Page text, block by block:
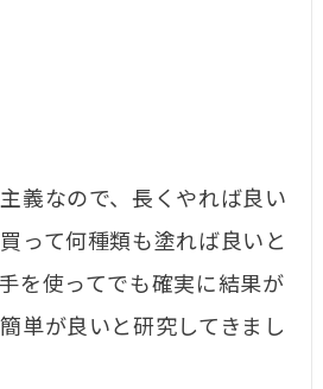
義なので、長くやれば良い
って何種類も塗れば良いと
を使ってでも確実に結果が
単が良いと研究してきまし